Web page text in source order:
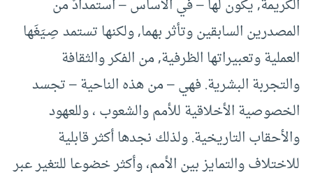
الكريمة, يكون لها – في الأساس – استمدادٌ من
المصدرين السابقين وتأثر بهما, ولكنها تستمد صِـيَغَها
العملية وتعبيراتها الظرفية, من الفكر والثقافة
والتجربة البشرية. فهي – من هذه الناحية – تجسد
الخصوصية الأخلاقية للأمم والشعوب ، وللعهود
والأحقاب التاريخية. ولذلك نجدها أكثر قابلية
للاختلاف والتمايز بين الأمم، وأكثر خضوعا للتغير عبر